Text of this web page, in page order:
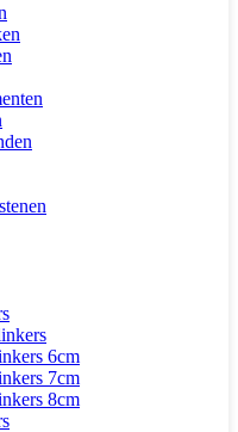
6cm
7cm
8cm